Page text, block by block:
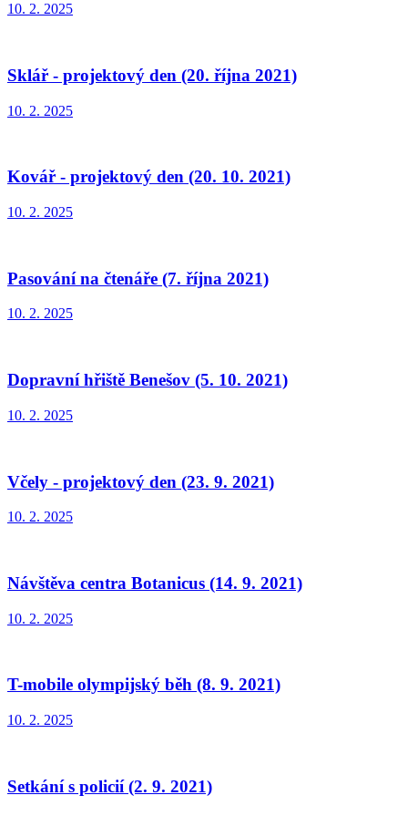
10. 2. 2025
Sklář - projektový den (20. října 2021)
10. 2. 2025
Kovář - projektový den (20. 10. 2021)
10. 2. 2025
Pasování na čtenáře (7. října 2021)
10. 2. 2025
Dopravní hřiště Benešov (5. 10. 2021)
10. 2. 2025
Včely - projektový den (23. 9. 2021)
10. 2. 2025
Návštěva centra Botanicus (14. 9. 2021)
10. 2. 2025
T-mobile olympijský běh (8. 9. 2021)
10. 2. 2025
Setkání s policií (2. 9. 2021)